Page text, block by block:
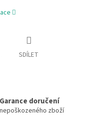
SDÍLET
Garance doručení
nepoškozeného zboží